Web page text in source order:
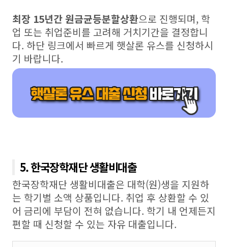
최장 15년간 원금균등분할상환으로 진행되며, 학
업 또는 취업준비를 고려해 거치기간을 결정합니
다. 하단 링크에서 빠르게 햇살론 유스를 신청하시
기 바랍니다.
5. 한국장학재단 생활비대출
한국장학재단 생활비대출은 대학(원)생을 지원하
는 학기별 소액 상품입니다. 취업 후 상환할 수 있
어 금리에 부담이 전혀 없습니다. 학기 내 언제든지
편할 때 신청할 수 있는 자유 대출입니다.